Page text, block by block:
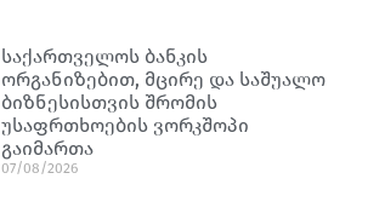
საქართველოს ბანკის
ორგანიზებით, მცირე და საშუალო
ბიზნესისთვის შრომის
უსაფრთხოების ვორკშოპი
გაიმართა
07/08/2026